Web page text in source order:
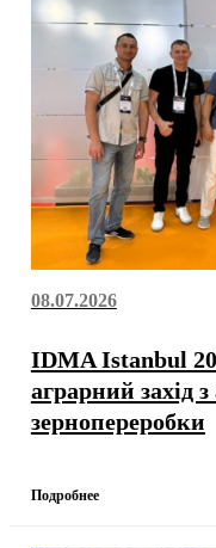
08.07.2026
IDMA Istanbul
аграрний захід
зернопереробки
Подробнее